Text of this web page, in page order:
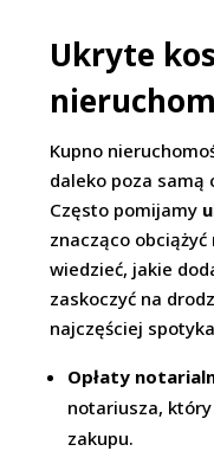
Ukryte
Kupno
daleko poza samą
Często pomijamy
znacząco
wiedzieć, jakie
zaskoczyć na
najczęściej
Opłaty
notariusza,
zakupu.